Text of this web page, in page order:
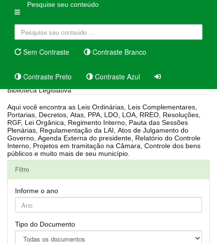
Pesquise seu conteúdo
Sem Contraste Contraste Branco
Contraste Preto Contraste Azul
Biblioteca Legislativa
Aqui você encontra as Leis Ordinárias, Leis Complementares,
Portarias, Decretos, Atas, PPA, LDO, LOA, RREO, Resoluções,
RGF, Lei Orgânica, Regimento Interno, Pauta das Sessões
Plenárias, Regulamentação da LAI, Atos de Julgamento do
Governo, Agenda Externa do presidente, Relatório do Controle
Interno, Projetos em tramitação na Câmara, Controle dos bens
públicos e muito mais de seu município.
Filtro
Informe o ano
Tipo do Documento